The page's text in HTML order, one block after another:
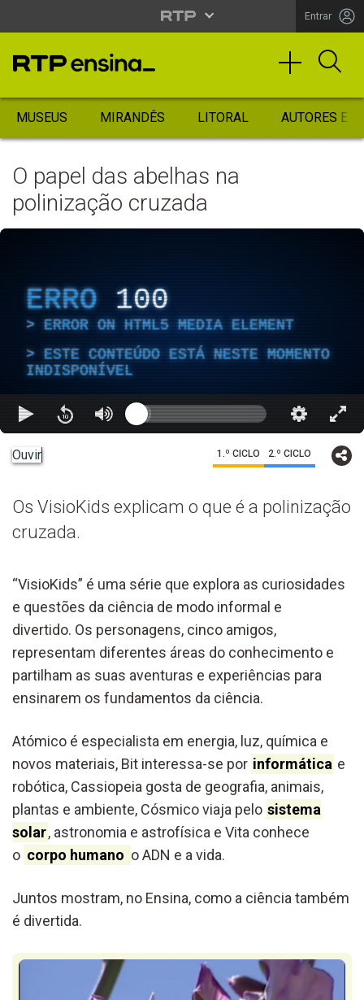
Entrar
MUSEUS MIRANDÊS LITORAL AUTORES
O papel das abelhas na
polinização cruzada
ERRO 100
ERROR ON HTML5 MEDIA ELEMENT
ESTE CONTEÚDO ESTÁ NESTE MOMENTO
INDISPONÍVEL
Ouvir 1.º CICLO 2.º CICLO
Os VisioKids explicam o que é a polinização
cruzada.
“VisioKids” é uma série que explora as curiosidades
e questões da ciência de modo informal e
divertido. Os personagens, cinco amigos,
representam diferentes áreas do conhecimento e
partilham as suas aventuras e experiências para
ensinarem os fundamentos da ciência.
Atómico é especialista em energia, luz, química e
novos materiais, Bit interessa-se por informática e
robótica, Cassiopeia gosta de geografia, animais,
plantas e ambiente, Cósmico viaja pelo sistema
solar, astronomia e astrofísica e Vita conhece
o corpo humano o ADN e a vida.
Juntos mostram, no Ensina, como a ciência também
é divertida.